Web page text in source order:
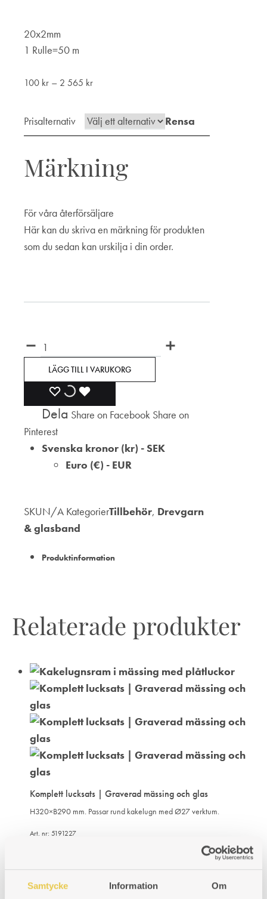
Samtycke Information Om
20x2mm
1 Rulle=50 m
100 kr – 2 565 krPrisintervall:
till
2
Prisalternativ Rensa
Märkning
För våra återförsäljare
Här kan du skriva en märkning för produkten
som du sedan kan urskilja i din order.
Antal
LÄGG TILL I VARUKORG
LÄGG
TILL
ÖNSKELISTA
LÄGGER
TILL
ÖNSKELISTA
TILL
ÖNSKELISTA
Dela Share on Facebook Share on
Pinterest
Svenska kronor (kr) - SEK
Euro (€) - EUR
SKUN/A KategorierTillbehör, Drevgarn
& glasband
Produktinformation
Relaterade produkter
Komplett lucksats | Graverad mässing och glas
H320×B290 mm. Passar rund kakelugn med Ø27 verktum.
Art. nr: 5191227
KÖP LÄGG
TILL
LÄGGER
TILL
LADES